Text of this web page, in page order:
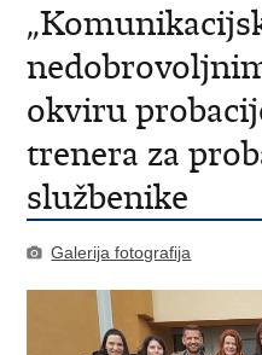
okviru
trenera za
službenike
Galerija fotografija